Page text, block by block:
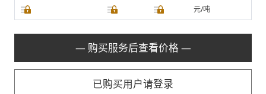
元/吨
— 购买服务后查看价格 —
已购买用户请登录